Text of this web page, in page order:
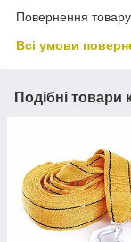
Повернення
Всі умови
Подібні товари